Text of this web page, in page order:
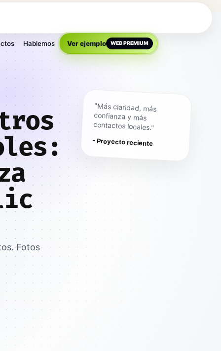
Hablemos Ver ejemplo WEB PREMIUM
Fotos
"Más claridad, más
confianza y más
contactos locales."
- Proyecto reciente